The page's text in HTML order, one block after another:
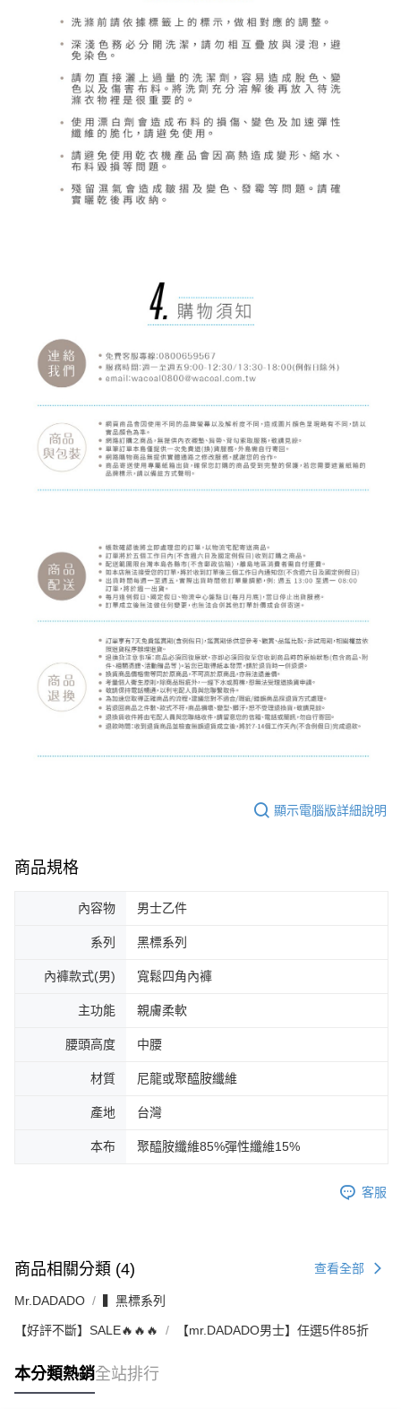
顯示電腦版詳細說明
商品規格
內容物 男士乙件
系列 黑標系列
內褲款式(男) 寬鬆四角內褲
主功能 親膚柔軟
腰頭高度 中腰
材質 尼龍或聚醯胺纖維
產地 台灣
本布 聚醯胺纖維85%彈性纖維15%
客服
商品相關分類 (4) 查看全部
Mr.DADADO ▍黑標系列
【好評不斷】SALE🔥🔥🔥 【mr.DADADO男士】任選5件85折
本分類熱銷全站排行